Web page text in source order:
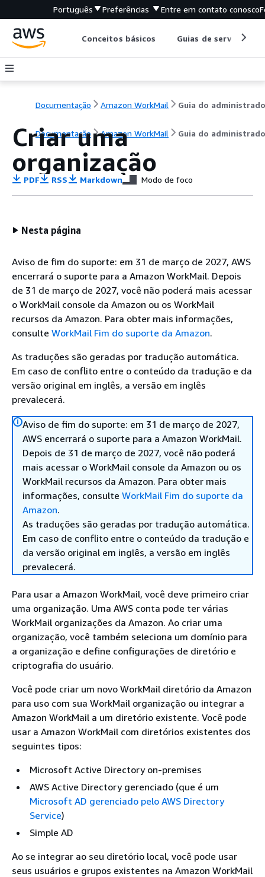
Português Preferências Entre em contato conosco
Conceitos básicos Guias de serviço
Documentação Amazon WorkMail Guia do
Documentação Amazon WorkMail Guia do
Criar uma
organização
PDF RSS Markdown Modo de foco
Nesta página
Aviso de fim do suporte: em 31 de março de 2027, AWS
encerrará o suporte para a Amazon WorkMail. Depois
de 31 de março de 2027, você não poderá mais acessar
o WorkMail console da Amazon ou os WorkMail
recursos da Amazon. Para obter mais informações,
consulte WorkMail Fim do suporte da Amazon.
As traduções são geradas por tradução automática.
Em caso de conflito entre o conteúdo da tradução e da
versão original em inglês, a versão em inglês
prevalecerá.
Aviso de fim do suporte: em 31 de março de 2027,
AWS encerrará o suporte para a Amazon WorkMail.
Depois de 31 de março de 2027, você não poderá
mais acessar o WorkMail console da Amazon ou os
WorkMail recursos da Amazon. Para obter mais
informações, consulte WorkMail Fim do suporte da
Amazon.
As traduções são geradas por tradução automática.
Em caso de conflito entre o conteúdo da tradução e
da versão original em inglês, a versão em inglês
prevalecerá.
Para usar a Amazon WorkMail, você deve primeiro criar
uma organização. Uma AWS conta pode ter várias
WorkMail organizações da Amazon. Ao criar uma
organização, você também seleciona um domínio para
a organização e define configurações de diretório e
criptografia do usuário.
Você pode criar um novo WorkMail diretório da Amazon
para uso com sua WorkMail organização ou integrar a
Amazon WorkMail a um diretório existente. Você pode
usar a Amazon WorkMail com diretórios existentes dos
seguintes tipos:
Microsoft Active Directory on-premises
AWS Active Directory gerenciado (que é um
Microsoft AD gerenciado pelo AWS Directory
Service)
Simple AD
Ao se integrar ao seu diretório local, você pode usar
seus usuários e grupos existentes na Amazon WorkMail